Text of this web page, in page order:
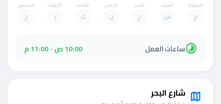
الجمعة
ج
السبت
س
الأحد
ح
الاثنين
ن
الثلاثاء
ث
الأربعاء
ر
الخميس
خ
timelapseساعات العمل 10:00 ص - 11:00 م
map شارع البحر